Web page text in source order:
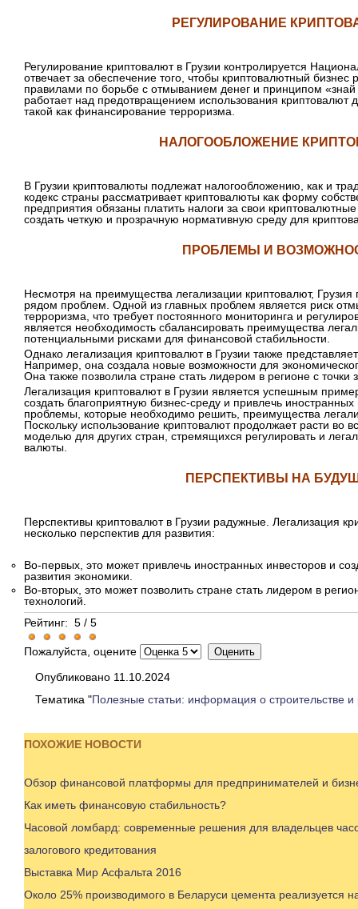
РЕГУЛИРОВАНИЕ
Регулирование криптовалют в Грузии контролируется
отвечает за обеспечение того, чтобы криптовалютный бизнес
правилами по борьбе с отмыванием денег и принципом «знай
работает над предотвращением использования криптовалют
такой как финансирование терроризма.
НАЛОГООБЛОЖЕНИЕ
В Грузии криптовалюты подлежат налогообложению, как и
кодекс страны рассматривает криптовалюты как форму
предприятия обязаны платить налоги за свои
создать четкую и прозрачную нормативную среду для
ПРОБЛЕМЫ И
Несмотря на преимущества легализации криптовалют, Грузия
рядом проблем. Одной из главных проблем является риск
терроризма, что требует постоянного мониторинга и
является необходимость сбалансировать преимущества
потенциальными рисками для финансовой стабильности.
Однако легализация криптовалют в Грузии также
Например, она создала новые возможности для
Она также позволила стране стать лидером в регионе с
Легализация криптовалют в Грузии является успешным
создать благоприятную бизнес-среду и привлечь
проблемы, которые необходимо решить, преимущества
Поскольку использование криптовалют продолжает расти во
моделью для других стран, стремящихся регулировать и
валюты.
ПЕРСПЕКТИВЫ НА
Перспективы криптовалют в Грузии радужные. Легализация
несколько перспектив для развития:
Во-первых, это может привлечь иностранных инвесторов и
развития экономики.
Во-вторых, это может позволить стране стать лидером в
технологий.
Рейтинг: 5 / 5
Пожалуйста, оцените
Опубликовано 11.10.2024
Тематика "Полезные статьи: информация о строительстве
ПОХОЖИЕ НОВОСТИ
Обзор финансовой платформы для предпринимателей и
Как иметь финансовую стабильность?
Часовой ломбард: современные решения для владельцев
залогового кредитования
Выставка Мир Асфальта 2016
Около 25% производимого в Беларуси цемента реализуется